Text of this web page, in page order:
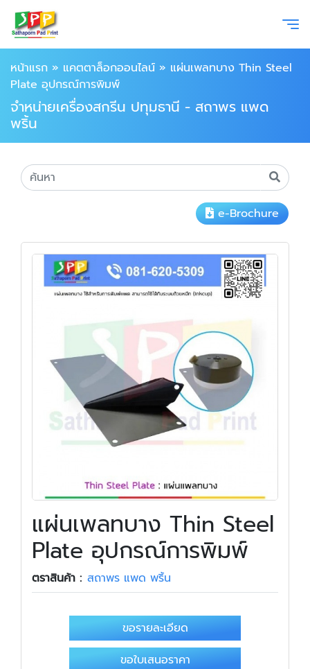
หน้าแรก » แคตตาล็อกออนไลน์ » แผ่นเพลทบาง Thin Steel
Plate อุปกรณ์การพิมพ์
จำหน่ายเครื่องสกรีน ปทุมธานี - สถาพร แพด
พริ้น
e-Brochure
แผ่นเพลทบาง Thin Steel
Plate อุปกรณ์การพิมพ์
ตราสินค้า : สถาพร แพด พริ้น
ขอรายละเอียด
ขอใบเสนอราคา